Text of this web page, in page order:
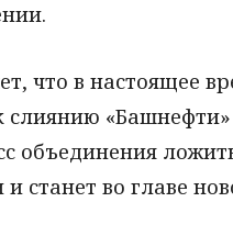
что в настоящее
слиянию
объединения
станет во главе